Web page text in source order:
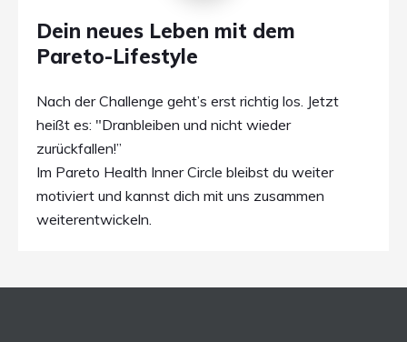
Dein neues Leben mit dem
Pareto-Lifestyle
Nach der Challenge geht’s erst richtig los. Jetzt
heißt es: "Dranbleiben und nicht wieder
zurückfallen!”
Im Pareto Health Inner Circle bleibst du weiter
motiviert und kannst dich mit uns zusammen
weiterentwickeln.